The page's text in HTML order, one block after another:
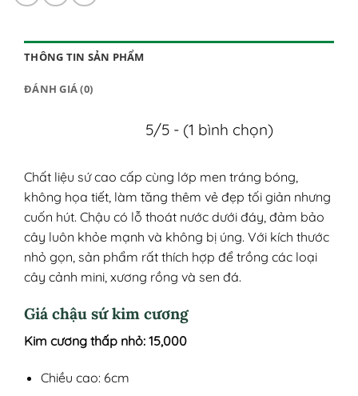
THÔNG TIN SẢN PHẨM
ĐÁNH GIÁ (0)
5/5 - (1 bình chọn)
Chất liệu sứ cao cấp cùng lớp men tráng bóng,
không họa tiết, làm tăng thêm vẻ đẹp tối giản nhưng
cuốn hút. Chậu có lỗ thoát nước dưới đáy, đảm bảo
cây luôn khỏe mạnh và không bị úng. Với kích thước
nhỏ gọn, sản phẩm rất thích hợp để trồng các loại
cây cảnh mini, xương rồng và sen đá.
Giá chậu sứ kim cương
Kim cương thấp nhỏ: 15,000
Chiều cao: 6cm